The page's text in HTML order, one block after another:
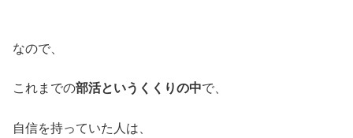
なので、
これまでの部活というくくりの中で、
自信を持っていた人は、